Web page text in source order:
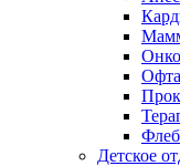
Детское